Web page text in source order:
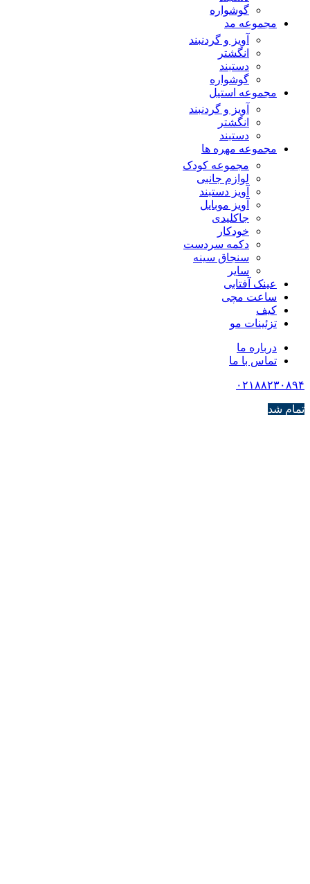
گوشواره
مجموعه مد
آویز و گردنبند
انگشتر
دستبند
گوشواره
مجموعه استیل
آویز و گردنبند
انگشتر
دستبند
مجموعه مهره ها
مجموعه کودک
لوازم جانبی
آویز دستبند
آویز موبایل
جاکلیدی
خودکار
دکمه سردست
سنجاق سینه
سایر
عینک آفتابی
ساعت مچی
کیف
تزئینات مو
درباره ما
تماس با ما
۰۲۱۸۸۲۳۰۸۹۴
تمام شد